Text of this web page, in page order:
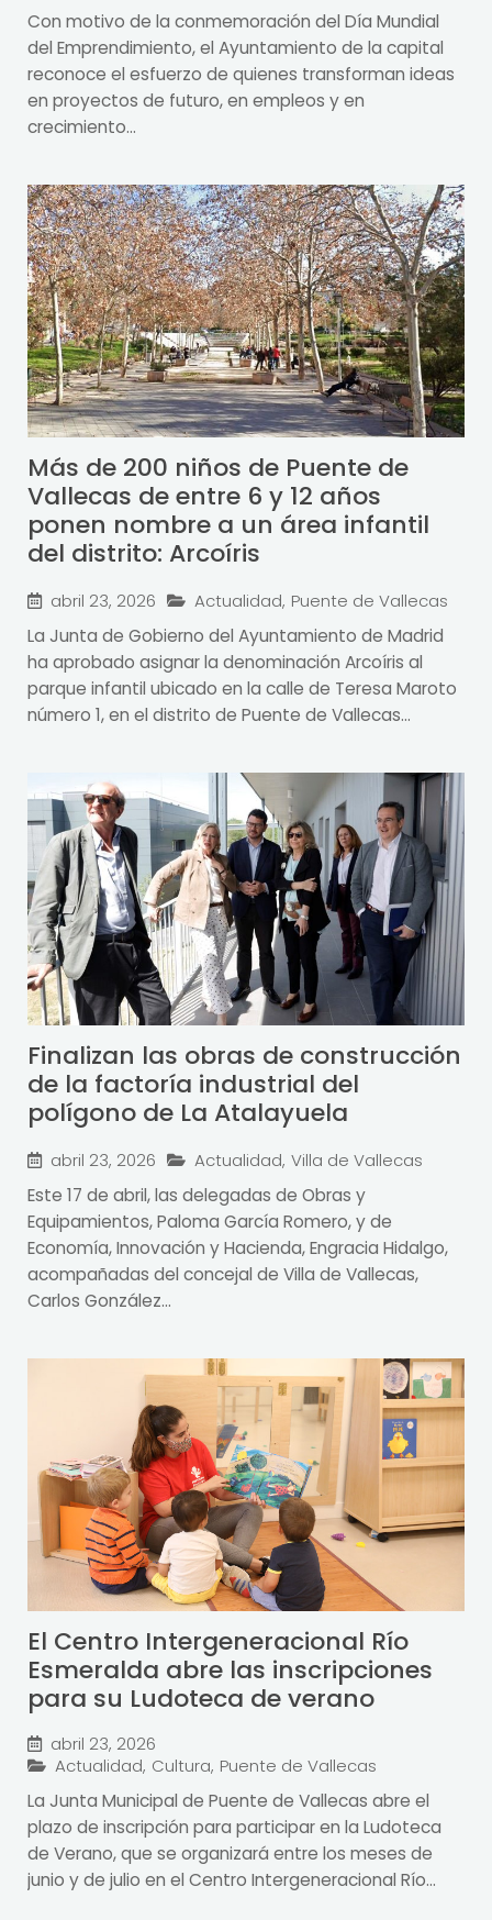
Con motivo de la conmemoración del Día Mundial
del Emprendimiento, el Ayuntamiento de la capital
reconoce el esfuerzo de quienes transforman ideas
en proyectos de futuro, en empleos y en
crecimiento...
Más de 200 niños de Puente de
Vallecas de entre 6 y 12 años
ponen nombre a un área infantil
del distrito: Arcoíris
abril 23, 2026 Actualidad, Puente de Vallecas
La Junta de Gobierno del Ayuntamiento de Madrid
ha aprobado asignar la denominación Arcoíris al
parque infantil ubicado en la calle de Teresa Maroto
número 1, en el distrito de Puente de Vallecas...
Finalizan las obras de construcción
de la factoría industrial del
polígono de La Atalayuela
abril 23, 2026 Actualidad, Villa de Vallecas
Este 17 de abril, las delegadas de Obras y
Equipamientos, Paloma García Romero, y de
Economía, Innovación y Hacienda, Engracia Hidalgo,
acompañadas del concejal de Villa de Vallecas,
Carlos González...
El Centro Intergeneracional Río
Esmeralda abre las inscripciones
para su Ludoteca de verano
abril 23, 2026
Actualidad, Cultura, Puente de Vallecas
La Junta Municipal de Puente de Vallecas abre el
plazo de inscripción para participar en la Ludoteca
de Verano, que se organizará entre los meses de
junio y de julio en el Centro Intergeneracional Río...